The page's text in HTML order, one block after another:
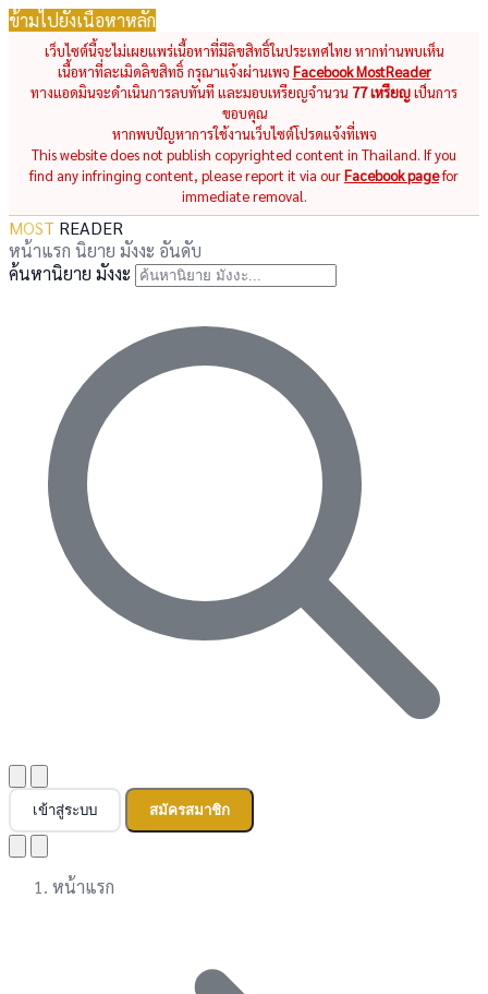
ข้ามไปยังเนื้อหาหลัก
เว็บไซต์นี้จะไม่เผยแพร่เนื้อหาที่มีลิขสิทธิ์ในประเทศไทย หากท่านพบเห็น
เนื้อหาที่ละเมิดลิขสิทธิ์ กรุณาแจ้งผ่านเพจ Facebook MostReader
ทางแอดมินจะดำเนินการลบทันที และมอบเหรียญจำนวน 77 เหรียญเป็นการ
ขอบคุณ
หากพบปัญหาการใช้งานเว็บไซต์โปรดแจ้งที่เพจ
This website does not publish copyrighted content in Thailand. If you
find any infringing content, please report it via ourFacebook pagefor
immediate removal.
MOST READER
หน้าแรก นิยาย มังงะ อันดับ
ค้นหานิยาย มังงะ
เข้าสู่ระบบ สมัครสมาชิก
หน้าแรก